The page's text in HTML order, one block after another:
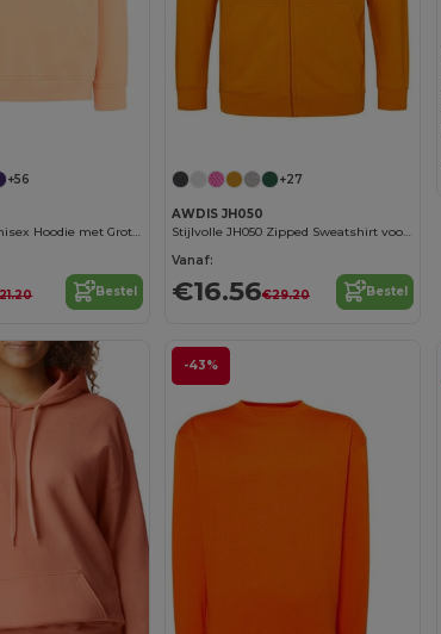
+56
Comfortabele Unisex Hoodie met Grote Print
Bestel
+27
AWDIS JH050
Stijlvolle JH050 Zipped Sweatshirt voor Elke Gelegenheid
Vanaf:
€16.56€29.20 Bestel
-43%